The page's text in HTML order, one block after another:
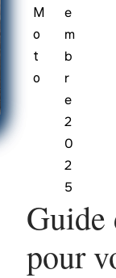
M
o
t
o
e
m
b
r
e
2
0
2
5
Guide
pour